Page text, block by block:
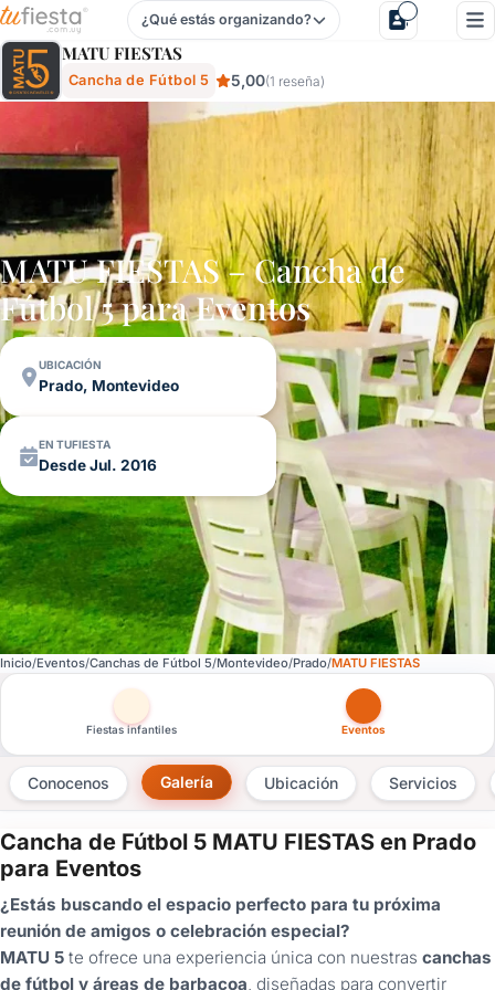
Matu Fiestas - Cancha De Fútbol 5 En Prado, Montevideo,
¿Qué estás organizando?
MATU FIESTAS
Cancha de Fútbol 5 5,00(1 reseña)
MATU FIESTAS – Cancha de
Fútbol 5 paraEventos
UBICACIÓN
Prado, Montevideo
EN TUFIESTA
Desde Jul. 2016
Inicio Eventos Canchas de Fútbol 5 Montevideo Prado MATU FIESTAS
Otras versiones de esta ficha por tipo de festejo
Fiestas infantiles Eventos
Conocenos Galería Ubicación Servicios
Cancha de Fútbol 5 MATU FIESTAS en Prado
para Eventos
¿Estás buscando el espacio perfecto para tu próxima
reunión de amigos o celebración especial?
MATU 5 te ofrece una experiencia única con nuestras canchas
de fútbol y áreas de barbacoa, diseñadas para convertir
×
Consultar
tenés
cuenta?